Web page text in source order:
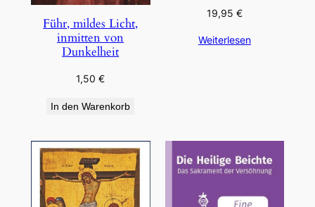
Führ, mildes Licht,
inmitten von
Dunkelheit
1,50€
In den Warenkorb
19,95 €
Weiterlesen